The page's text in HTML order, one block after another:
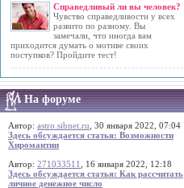
Справедливый ли вы человек?
Чувство справедливости у всех
развито по разному. Вы
замечали, что иногда вам
приходится думать о мотиве своих
поступков? Пройдите тест!
На форуме
Автор: astro.sibnet.ru , 30 января 2022, 07:04
Здесь обсуждается статья: Возможности
Хиромантии
Автор: 271033511
, 16 января 2022, 12:18
Здесь обсуждается статья: Как рассчитать
личное денежное число